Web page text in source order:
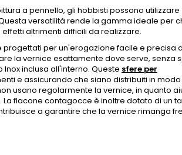
a pennello, gli hobbisti possono utilizzare
versatilità rende la gamma ideale per
altrimenti difficili da realizzare.
progettati per un'erogazione facile e precisa
la vernice esattamente dove serve, senza
inclusa all'interno. Queste sfere per
e assicurando che siano distribuiti in modo
usano regolarmente la vernice, in quanto
flacone contagocce è inoltre dotato di un
a garantire che la vernice rimanga